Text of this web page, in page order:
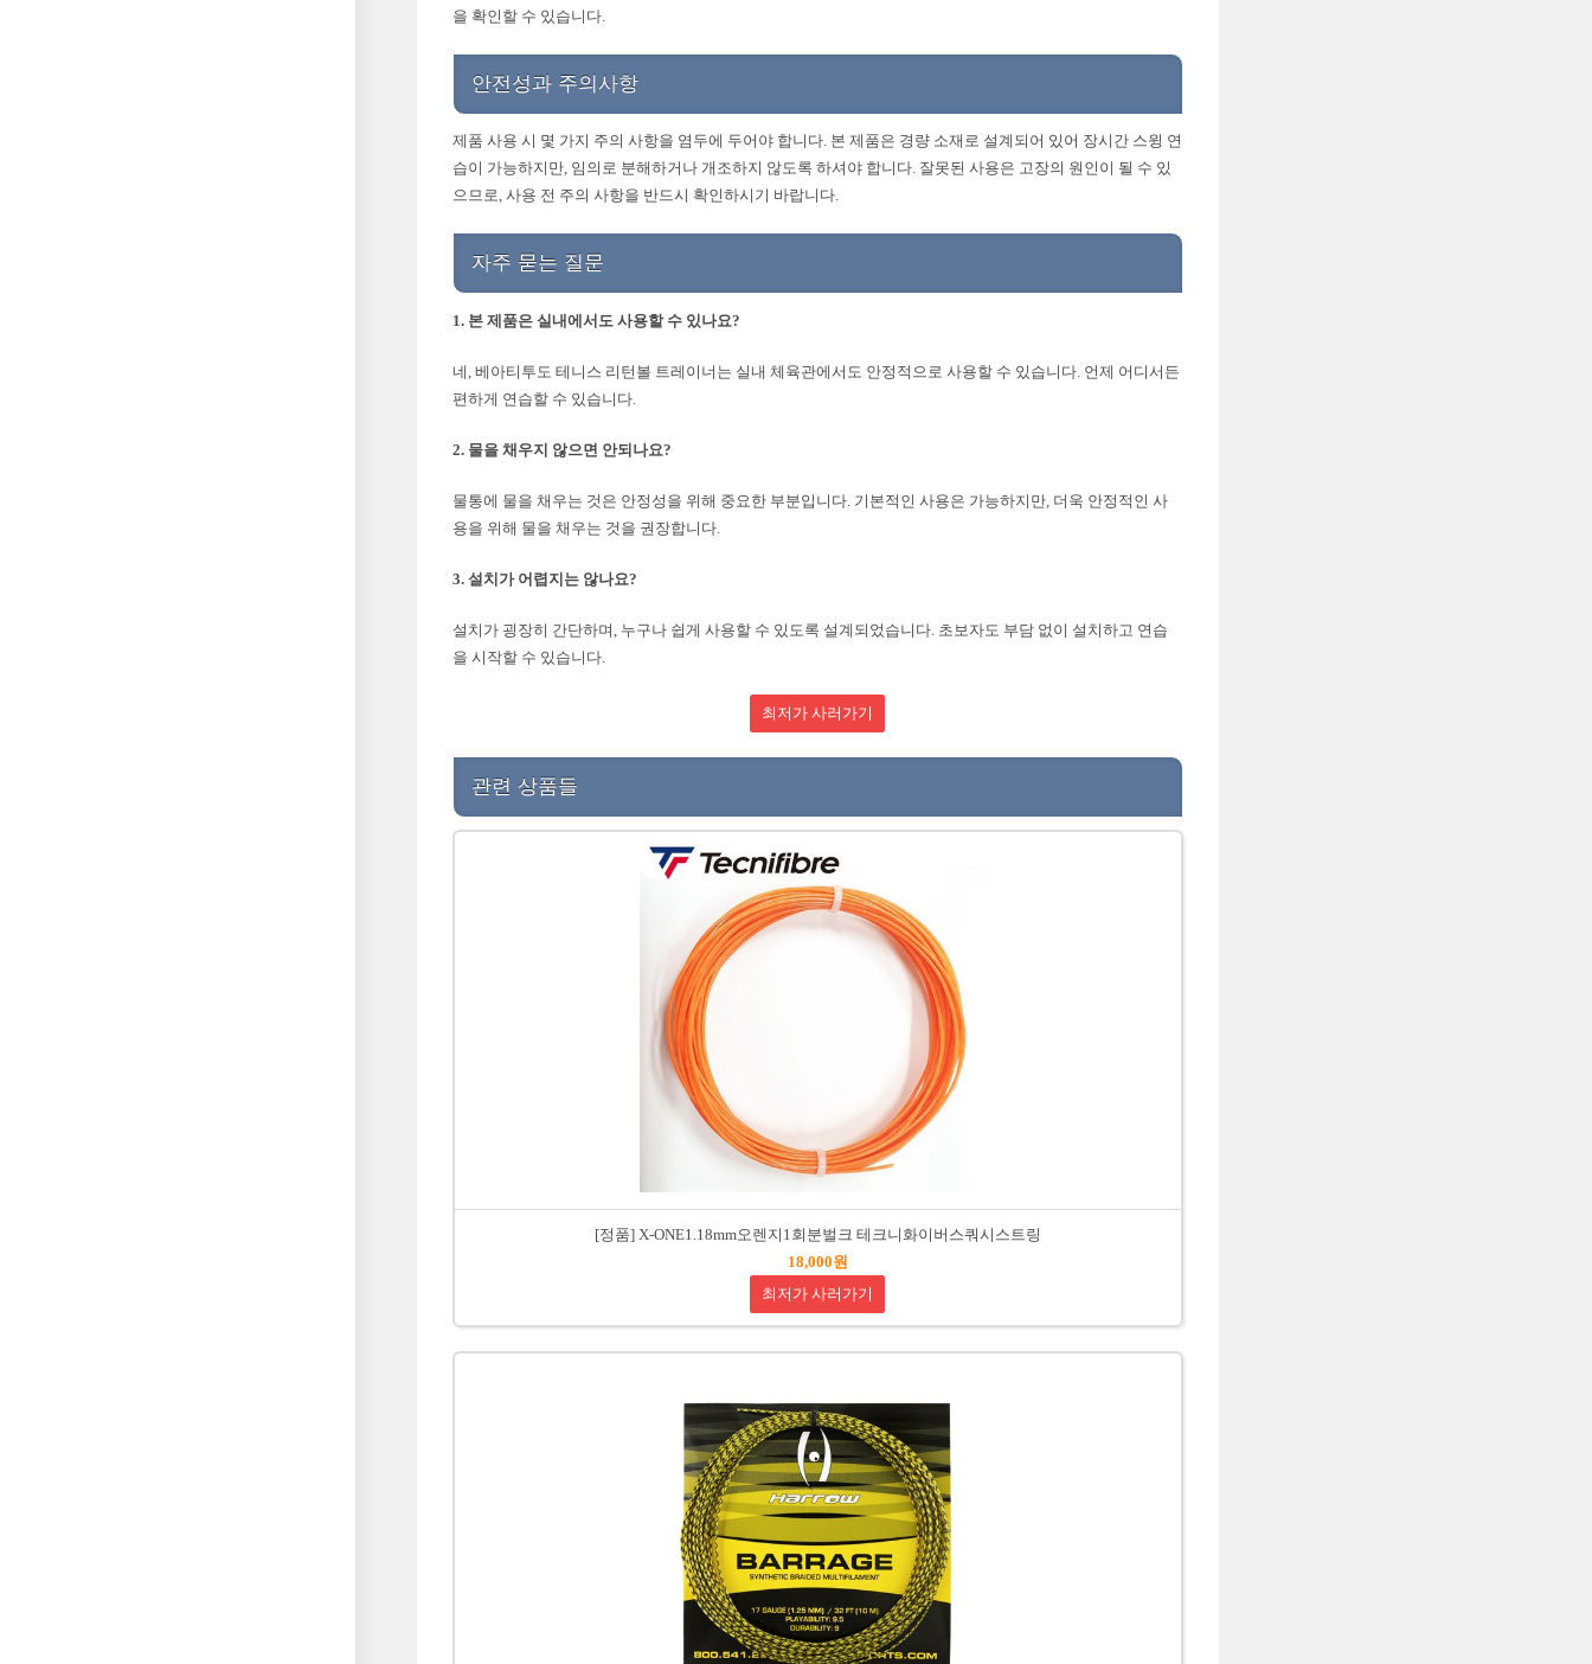
을 확인할 수 있습니다.
안전성과 주의사항
제품 사용 시 몇 가지 주의 사항을 염두에 두어야 합니다. 본 제품은 경량 소재로 설계되어 있어 장시간 스윙 연
습이 가능하지만, 임의로 분해하거나 개조하지 않도록 하셔야 합니다. 잘못된 사용은 고장의 원인이 될 수 있
으므로, 사용 전 주의 사항을 반드시 확인하시기 바랍니다.
자주 묻는 질문
1. 본 제품은 실내에서도 사용할 수 있나요?
네, 베아티투도 테니스 리턴볼 트레이너는 실내 체육관에서도 안정적으로 사용할 수 있습니다. 언제 어디서든
편하게 연습할 수 있습니다.
2. 물을 채우지 않으면 안되나요?
물통에 물을 채우는 것은 안정성을 위해 중요한 부분입니다. 기본적인 사용은 가능하지만, 더욱 안정적인 사
용을 위해 물을 채우는 것을 권장합니다.
3. 설치가 어렵지는 않나요?
설치가 굉장히 간단하며, 누구나 쉽게 사용할 수 있도록 설계되었습니다. 초보자도 부담 없이 설치하고 연습
을 시작할 수 있습니다.
최저가 사러가기
관련 상품들
[정품] X-ONE1.18mm오렌지1회분벌크 테크니화이버스쿼시스트링
18,000원
최저가 사러가기